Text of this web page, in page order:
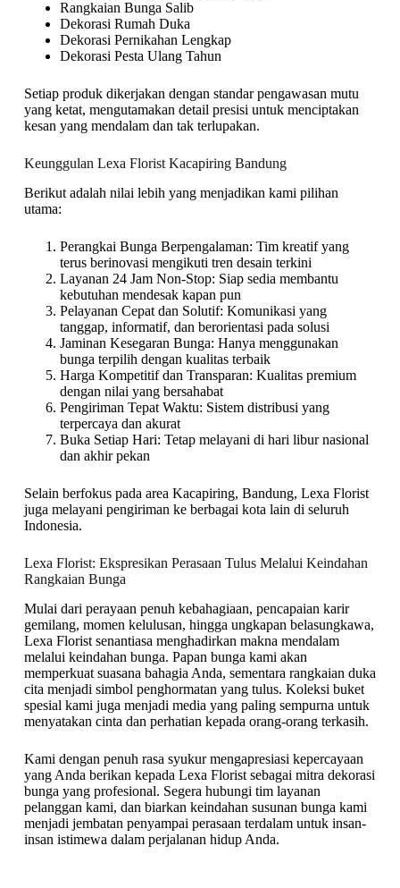
Rangkaian Bunga Salib
Dekorasi Rumah Duka
Dekorasi Pernikahan Lengkap
Dekorasi Pesta Ulang Tahun
Setiap produk dikerjakan dengan standar pengawasan mutu
yang ketat, mengutamakan detail presisi untuk menciptakan
kesan yang mendalam dan tak terlupakan.
Keunggulan Lexa Florist Kacapiring Bandung
Berikut adalah nilai lebih yang menjadikan kami pilihan
utama:
Perangkai Bunga Berpengalaman: Tim kreatif yang
terus berinovasi mengikuti tren desain terkini
Layanan 24 Jam Non-Stop: Siap sedia membantu
kebutuhan mendesak kapan pun
Pelayanan Cepat dan Solutif: Komunikasi yang
tanggap, informatif, dan berorientasi pada solusi
Jaminan Kesegaran Bunga: Hanya menggunakan
bunga terpilih dengan kualitas terbaik
Harga Kompetitif dan Transparan: Kualitas premium
dengan nilai yang bersahabat
Pengiriman Tepat Waktu: Sistem distribusi yang
terpercaya dan akurat
Buka Setiap Hari: Tetap melayani di hari libur nasional
dan akhir pekan
Selain berfokus pada area Kacapiring, Bandung, Lexa Florist
juga melayani pengiriman ke berbagai kota lain di seluruh
Indonesia.
Lexa Florist: Ekspresikan Perasaan Tulus Melalui Keindahan
Rangkaian Bunga
Mulai dari perayaan penuh kebahagiaan, pencapaian karir
gemilang, momen kelulusan, hingga ungkapan belasungkawa,
Lexa Florist senantiasa menghadirkan makna mendalam
melalui keindahan bunga. Papan bunga kami akan
memperkuat suasana bahagia Anda, sementara rangkaian duka
cita menjadi simbol penghormatan yang tulus. Koleksi buket
spesial kami juga menjadi media yang paling sempurna untuk
menyatakan cinta dan perhatian kepada orang-orang terkasih.
Kami dengan penuh rasa syukur mengapresiasi kepercayaan
yang Anda berikan kepada Lexa Florist sebagai mitra dekorasi
bunga yang profesional. Segera hubungi tim layanan
pelanggan kami, dan biarkan keindahan susunan bunga kami
menjadi jembatan penyampai perasaan terdalam untuk insan-
insan istimewa dalam perjalanan hidup Anda.